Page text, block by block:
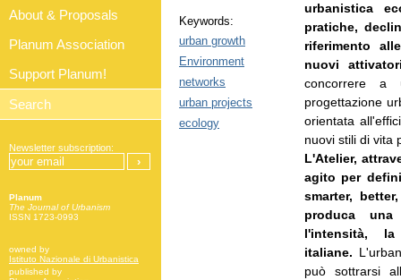
Keywords:
urban growth
Environment
networks
urban projects
ecology
urbanistica
pratiche,
riferimento
nuovi
concorrere a
progettazione
orientata
nuovi stili di vita
L'Atelier,
agito per
smarter,
produca una
l'intensità,
italiane.
può sottrarsi
About & Proposals
Planum Association
Support Planum!
Newsletter subscription:
Planum
The Journal of Urbanism
ISSN 1723-0993
owned by
Istituto Nazionale di Urbanistica
published by